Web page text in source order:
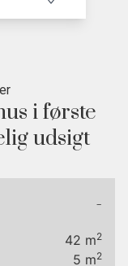
i første
udsigt
-
42 m2
5 m2